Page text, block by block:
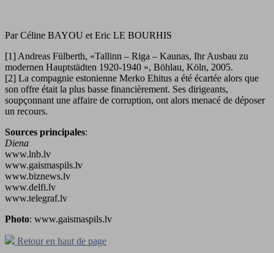
Par Céline BAYOU et Eric LE BOURHIS
[1] Andreas Fülberth, «Tallinn – Riga – Kaunas, Ihr Ausbau zu
modernen Hauptstädten 1920-1940 », Böhlau, Köln, 2005.
[2] La compagnie estonienne Merko Ehitus a été écartée alors que
son offre était la plus basse financièrement. Ses dirigeants,
soupçonnant une affaire de corruption, ont alors menacé de déposer
un recours.
Sources principales:
Diena
www.lnb.lv
www.gaismaspils.lv
www.biznews.lv
www.delfi.lv
www.telegraf.lv
Photo: www.gaismaspils.lv
Retour en haut de page